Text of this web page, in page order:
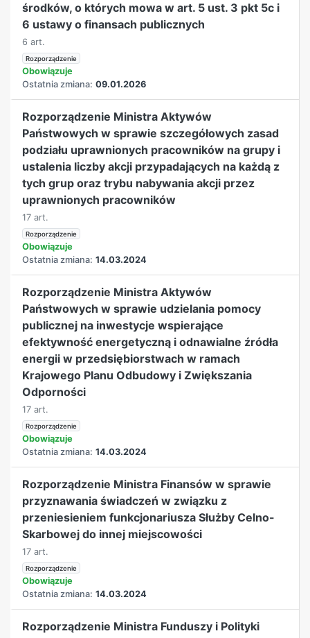
środków, o których mowa w art. 5 ust. 3 pkt 5c i
6 ustawy o finansach publicznych
6 art.
Rozporządzenie
Obowiązuje
Ostatnia zmiana: 09.01.2026
Rozporządzenie Ministra Aktywów
Państwowych w sprawie szczegółowych zasad
podziału uprawnionych pracowników na grupy i
ustalenia liczby akcji przypadających na każdą z
tych grup oraz trybu nabywania akcji przez
uprawnionych pracowników
17 art.
Rozporządzenie
Obowiązuje
Ostatnia zmiana: 14.03.2024
Rozporządzenie Ministra Aktywów
Państwowych w sprawie udzielania pomocy
publicznej na inwestycje wspierające
efektywność energetyczną i odnawialne źródła
energii w przedsiębiorstwach w ramach
Krajowego Planu Odbudowy i Zwiększania
Odporności
17 art.
Rozporządzenie
Obowiązuje
Ostatnia zmiana: 14.03.2024
Rozporządzenie Ministra Finansów w sprawie
przyznawania świadczeń w związku z
przeniesieniem funkcjonariusza Służby Celno-
Skarbowej do innej miejscowości
17 art.
Rozporządzenie
Obowiązuje
Ostatnia zmiana: 14.03.2024
Rozporządzenie Ministra Funduszy i Polityki